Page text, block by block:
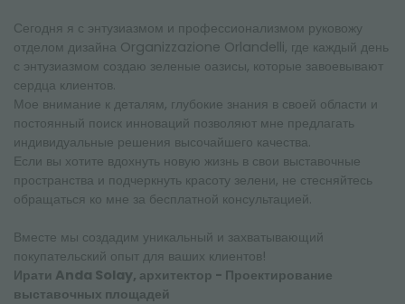
Сегодня я с энтузиазмом и профессионализмом руковожу
отделом дизайна Organizzazione Orlandelli, где каждый день
с энтузиазмом создаю зеленые оазисы, которые завоевывают
сердца клиентов.
Мое внимание к деталям, глубокие знания в своей области и
постоянный поиск инноваций позволяют мне предлагать
индивидуальные решения высочайшего качества.
Если вы хотите вдохнуть новую жизнь в свои выставочные
пространства и подчеркнуть красоту зелени, не стесняйтесь
обращаться ко мне за бесплатной консультацией.
Вместе мы создадим уникальный и захватывающий
покупательский опыт для ваших клиентов!
Ирати Anda Solay, архитектор - Проектирование
выставочных площадей